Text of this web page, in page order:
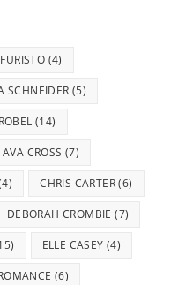
(4)
SCHNEIDER (5)
(14)
AVA CROSS (7)
CHRIS CARTER(6)
DEBORAH CROMBIE (7)
ELLE CASEY (4)
(6)